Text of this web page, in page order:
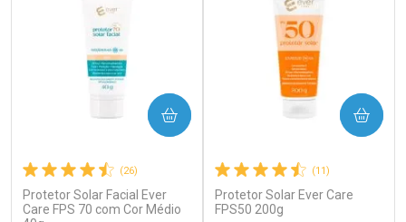
(26)
Protetor Solar Facial Ever
Care FPS 70 com Cor Médio
COMPRAR
(11)
Protetor Solar Ever Care
FPS50 200g
COMPRAR